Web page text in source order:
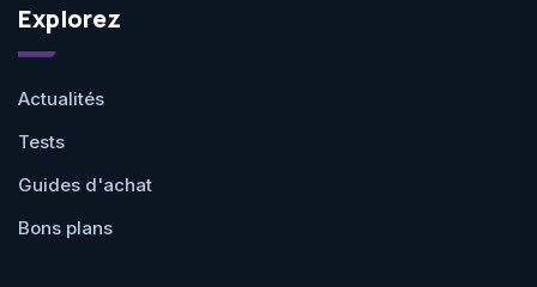
Explorez
Actualités
Tests
Guides d'achat
Bons plans